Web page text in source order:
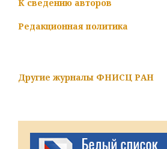
К сведению авторов
Редакционная политика
Другие журналы ФНИСЦ РАН